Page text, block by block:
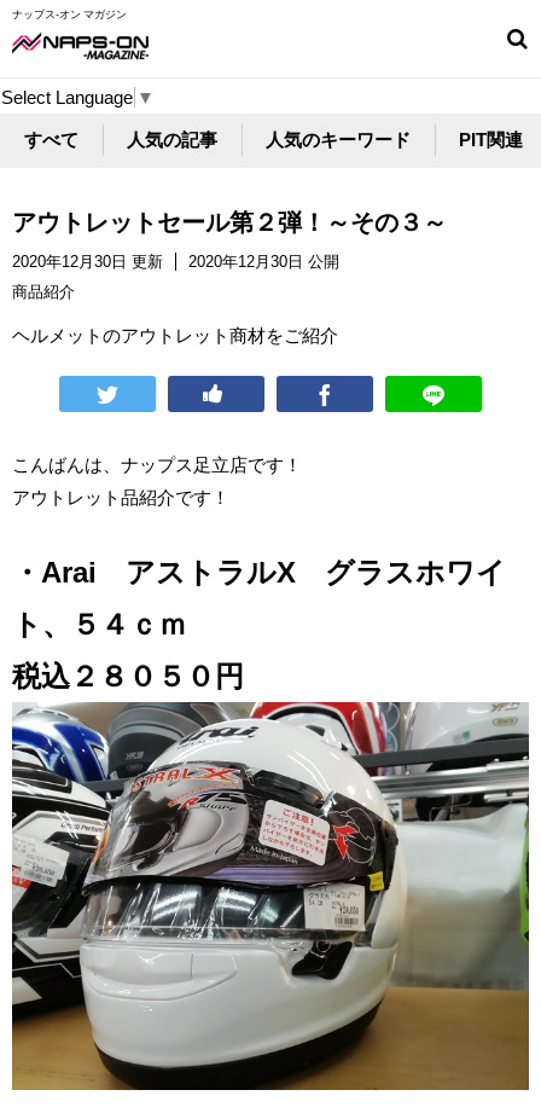
ナップス-オン マガジン
Select Language ▼
すべて 人気の記事 人気のキーワード PIT関連
アウトレットセール第２弾！～その３～
2020年12月30日 更新
2020年12月30日 公開
商品紹介
ヘルメットのアウトレット商材をご紹介
こんばんは、ナップス足立店です！
アウトレット品紹介です！
・Arai アストラルX グラスホワイ
ト、５４ｃｍ
税込２８０５０円